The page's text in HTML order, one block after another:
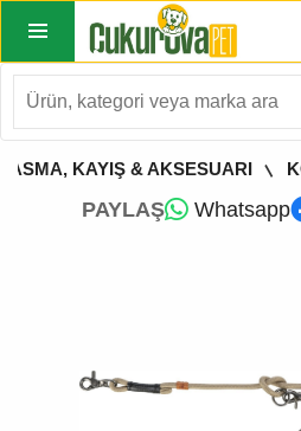
KAYIŞ & AKSESUARI
PAYLAŞ Whatsapp